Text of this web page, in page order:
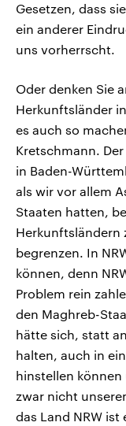
Gesetzen, dass
ein anderer
uns vorherrscht.
Oder denken Sie
Herkunftsländer
es auch so
Kretschmann.
in Baden-
als wir vor allem
Staaten hatten,
Herkunftsländern
begrenzen. In
können, denn
Problem rein
den Maghreb-
hätte sich, statt
halten, auch in
hinstellen
zwar nicht
das Land NRW